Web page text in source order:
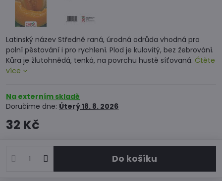
Latinský název Středně raná, úrodná odrůda vhodná pro
polní pěstování i pro rychlení. Plod je kulovitý, bez žebrování.
Kůra je žlutohnědá, tenká, na povrchu hustě síťovaná. Čtěte
více
Na externím skladě
Doručíme dne: Úterý18. 8. 2026
32 Kč
Do košíku